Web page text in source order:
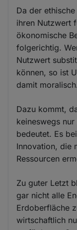
Da der
ihren Nutzwert
ökonomische
folgerichtig.
Nutzwert
können, so ist
damit moralisch.
Dazu kommt,
keineswegs
bedeutet. Es
Innovation, die
Ressourcen
Zu guter Letzt
gar nicht alle
Erdoberfläche
wirtschaftlich